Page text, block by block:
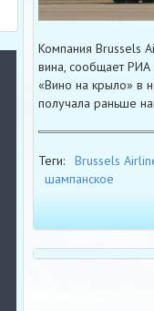
Компания Brussels
вина, сообщает РИА
«Вино на крыло» в
получала раньше
Теги: Brussels
шампанское